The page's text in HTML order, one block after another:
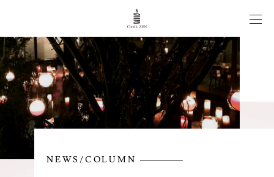
CANDLE WEDDING
WORKS
ITEM
NEWS/COLUMN